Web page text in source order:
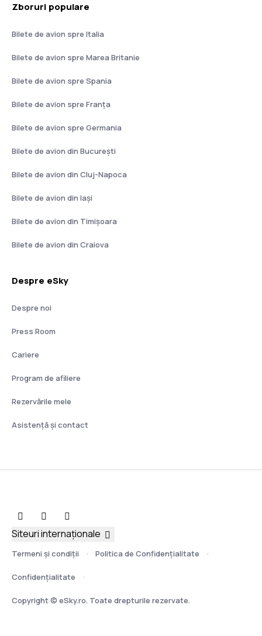
Zboruri populare
Bilete de avion spre Italia
Bilete de avion spre Marea Britanie
Bilete de avion spre Spania
Bilete de avion spre Franţa
Bilete de avion spre Germania
Bilete de avion din București
Bilete de avion din Cluj-Napoca
Bilete de avion din Iași
Bilete de avion din Timișoara
Bilete de avion din Craiova
Despre eSky
Despre noi
Press Room
Cariere
Program de afiliere
Rezervările mele
Asistenţă şi contact
Termeni şi condiţii Politica de Confidențialitate
Confidențialitate
Copyright © eSky.ro. Toate drepturile rezervate.
Siteuri internaționale